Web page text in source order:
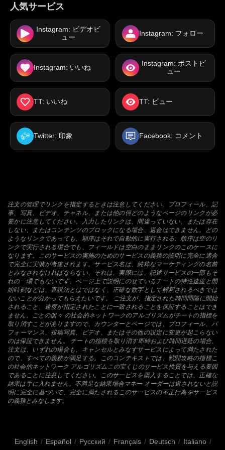
人気サービス
Instagram: ビデオビ
ュー
Instagram: フォロー
Instagram: いいね
Instagram: ポストビ
ュー
TT: いいね TT: ビュー
Twitter: 印象 Facebook: コメント
注文の管理でリンクを指定するときは注意してください。プロフィール、記
事、写真、ビデオ、チャネル、または他の何どのようなページのリンクが必
要かに注意してください。入力したリンクは、間違っていない、または存在
しない、またはコンテンツのブロックになる場合、返金はできません。どの
ようなリンクであっても、順序はそれで自動的に実行される、順序は空のリ
ンクで実行される場合でも、フィールドは空白のままリンクのこのケースに
なります。このサービスの実施のためのサービスの義務の説明に完全に適合
で完全に実装が考慮されます。サービス名は、純粋なマーケティングの名前
とみなされなければならない、それは、実際には、記述サービスの一部もそ
れの一環でもないです。ページ上で説明にのせているチートの特性速度と開
始時刻などは、直説法とはではなく、正確な数字として解釈されるべきでは
ないことが分かってもらえたいです。 ご注文が、指定された時間間隔に開始
されること、速度が指定されたことに一致されることを保証することはでき
ません。ごとの個々 の社会的ネットワークのアルゴリズムがチートの指標を
取り消すことがありますので、カウンターとページでは、プロフィール、パ
フォーマンス、投稿写真、ビデオ、またはその他の設定に変更が起こらない
のは保証できません。 チートの指標を取り消す即時および時間遅延の場合、
注文は、いずれの場合も、キャンセルとみなすサービスによって満たされた
ので、すべての義務が満足する。このコンテキストでは、戦闘攻略の指標こ
の社会的ネットワーク アルゴリズムこの宝くじのサービス性質を与える要因
であることに注意してください。このサービスを購入することでは、正確な
結果は手に入れません。不満足な結果場合マネー オーダーは返されないと説
明に完全に基づいて、完全に満たされるこのサービスの不正行為をサービス
の義務とみなします。
English / Español / Русский / Français / Deutsch / Italiano /